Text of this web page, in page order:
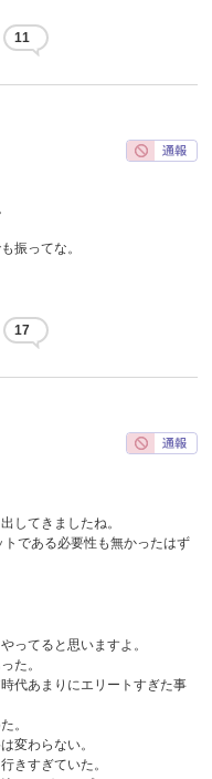
11
振ってな。
17
してきましたね。
である必要性も無かったはず
ってると思いますよ。
た。
代あまりにエリートすぎた事
。
変わらない。
きすぎていた。